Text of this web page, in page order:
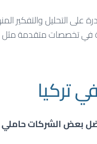
على التحليل والتفكير
في تخصصات متقدمة
تركيا
بعض الشركات